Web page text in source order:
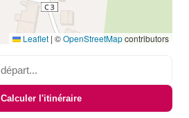
Leaflet | ©OpenStreetMapcontributors
Calculer l'itinéraire